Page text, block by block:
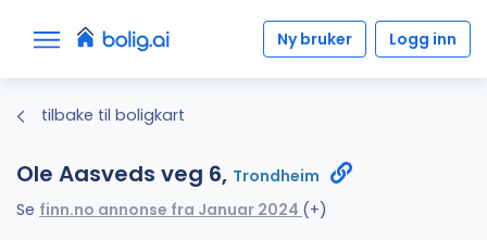
Ny bruker Logg inn
tilbake til boligkart
Ole Aasveds veg 6, Trondheim
Se finn.no annonse fra Januar 2024 (+)